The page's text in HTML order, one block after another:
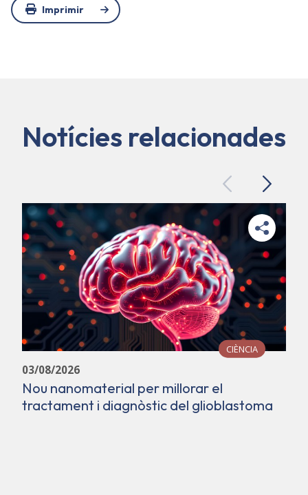
Imprimir
Notícies relacionades
PreviousNext
CIÈNCIA
03/08/2026
Nou nanomaterial per millorar el
tractament i diagnòstic del glioblastoma